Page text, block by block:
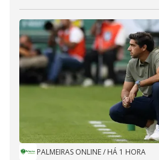
PALMEIRAS ONLINE/ HÁ 1 HORA